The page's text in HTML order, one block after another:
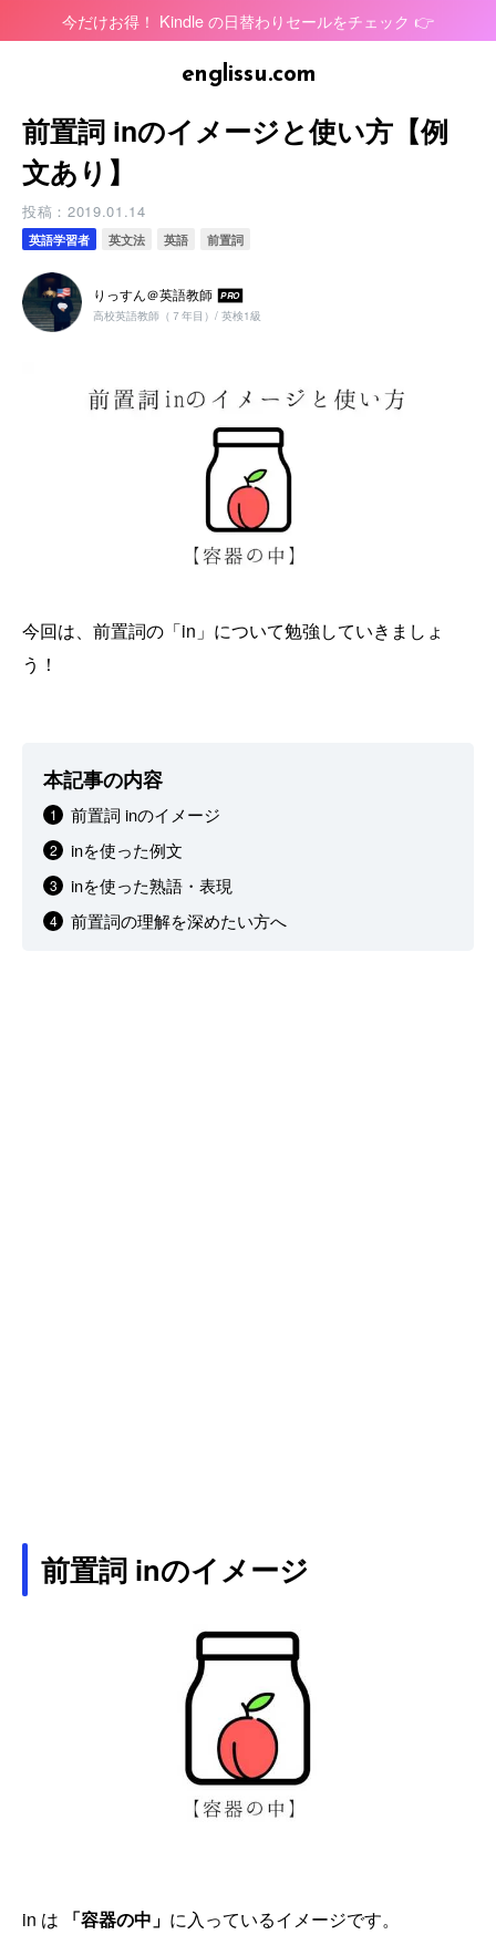
今だけお得！ Kindle の日替わりセールをチェック 👉
前置詞 inのイメージと使い方【例
文あり】
投稿： 2019.01.14
英語学習者 英文法 英語 前置詞
りっすん＠英語教師 PRO
高校英語教師（７年目）/ 英検1級
今回は、前置詞の「in」について勉強していきましょ
う！
本記事の内容
前置詞 inのイメージ
inを使った例文
inを使った熟語・表現
前置詞の理解を深めたい方へ
前置詞 inのイメージ
in は 「容器の中」 に入っているイメージです。